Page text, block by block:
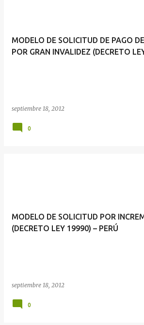
MODELO DE SOLICITUD DE PAGO
POR GRAN INVALIDEZ (DECRETO
septiembre 18, 2012
0
MODELO DE SOLICITUD POR
(DECRETO LEY 19990) – PERÚ
septiembre 18, 2012
0